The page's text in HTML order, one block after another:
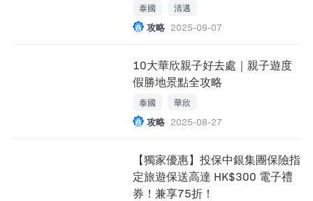
泰國 清邁
攻略 2025-09-07
10大華欣親子好去處｜親子遊度
假勝地景點全攻略
泰國 華欣
攻略 2025-08-27
【獨家優惠】投保中銀集團保險指
定旅遊保送高達 HK$300 電子禮
券！兼享75折！